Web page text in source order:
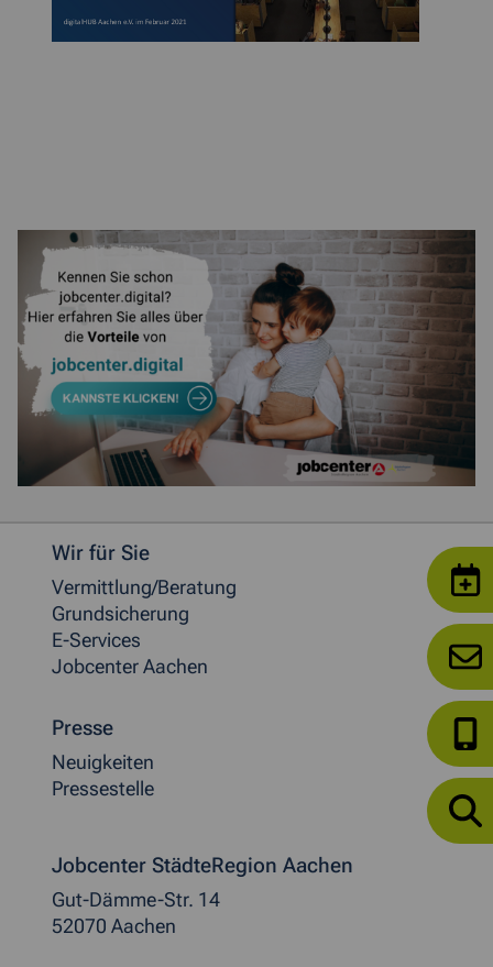
Weitere allgemeine Informationen
Wir für Sie
Vermittlung/Beratung
Grundsicherung
E-Services
Jobcenter Aachen
Presse
Neuigkeiten
Pressestelle
Jobcenter StädteRegion Aachen
Gut-Dämme-Str. 14
52070 Aachen